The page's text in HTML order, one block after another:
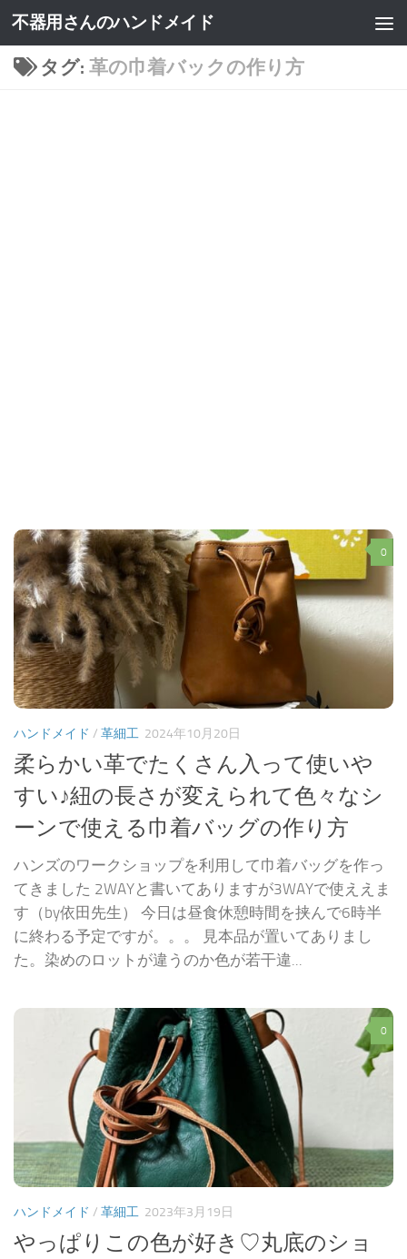
不器用さんのハンドメイド
タグ: 革の巾着バックの作り方
0
ハンドメイド / 革細工 2024年10月20日
柔らかい革でたくさん入って使いや
すい♪紐の長さが変えられて色々なシ
ーンで使える巾着バッグの作り方
ハンズのワークショップを利用して巾着バッグを作っ
てきました 2WAYと書いてありますが3WAYで使ええま
す（by依田先生） 今日は昼食休憩時間を挟んで6時半
に終わる予定ですが。。。 見本品が置いてありまし
た。染めのロットが違うのか色が若干違...
0
ハンドメイド / 革細工 2023年3月19日
やっぱりこの色が好き♡丸底のショ